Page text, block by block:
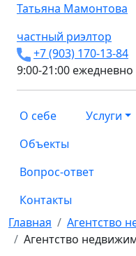
Татьяна Мамонтова
частный риэлтор
+7 (903) 170-13-84
9:00-21:00 ежедневно
О себе Услуги
Объекты
Вопрос-ответ
Контакты
Главная
Агентство
Агентство